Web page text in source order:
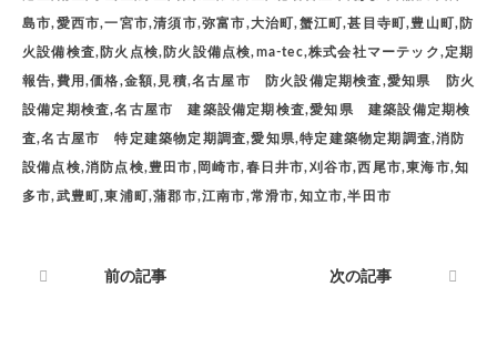
島市,愛西市,一宮市,清須市,弥富市,大治町,蟹江町,甚目寺町,豊山町,防
火設備検査,防火点検,防火設備点検,ma-tec,株式会社マーテック,定期
報告,費用,価格,金額,見積,名古屋市 防火設備定期検査,愛知県 防火
設備定期検査,名古屋市 建築設備定期検査,愛知県 建築設備定期検
査,名古屋市 特定建築物定期調査,愛知県,特定建築物定期調査,消防
設備点検,消防点検,豊田市,岡崎市,春日井市,刈谷市,西尾市,東海市,知
多市,武豊町,東浦町,蒲郡市,江南市,常滑市,知立市,半田市
前の記事 次の記事